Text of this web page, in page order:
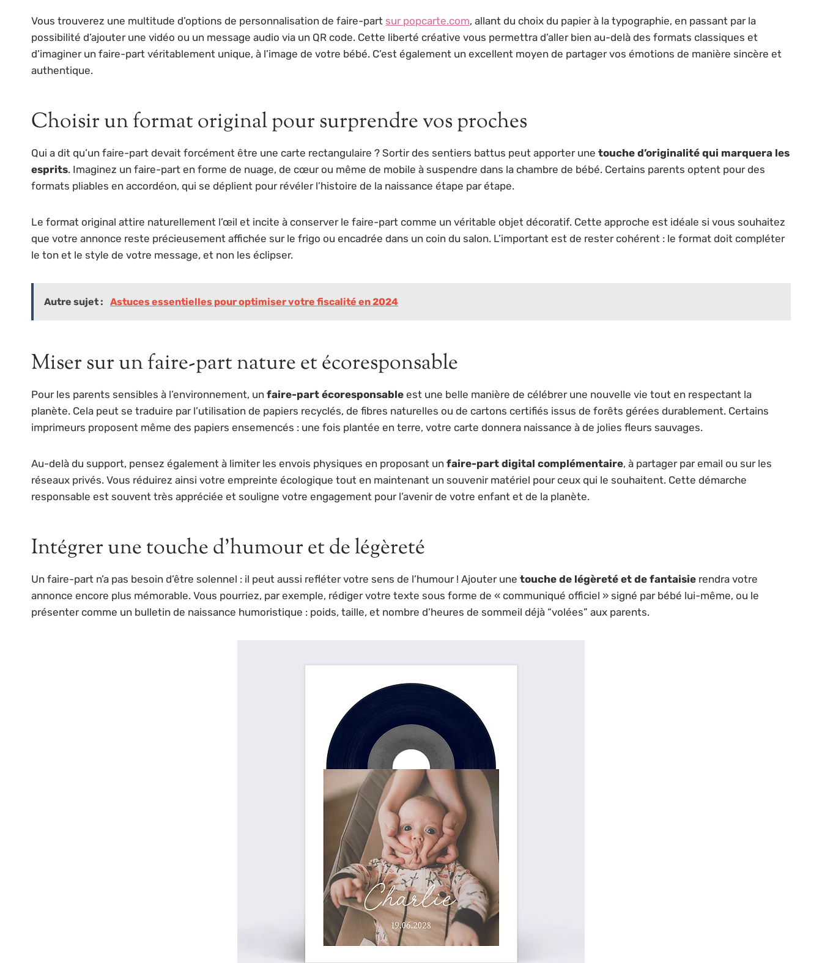
Vous trouverez une multitude d’options de personnalisation de faire-part sur popcarte.com, allant du choix du papier à la typographie, en passant par la
possibilité d’ajouter une vidéo ou un message audio via un QR code. Cette liberté créative vous permettra d’aller bien au-delà des formats classiques et
d’imaginer un faire-part véritablement unique, à l’image de votre bébé. C’est également un excellent moyen de partager vos émotions de manière sincère et
authentique.
Choisir un format original pour surprendre vos proches
Qui a dit qu’un faire-part devait forcément être une carte rectangulaire ? Sortir des sentiers battus peut apporter une touche d’originalité qui marquera les
esprits. Imaginez un faire-part en forme de nuage, de cœur ou même de mobile à suspendre dans la chambre de bébé. Certains parents optent pour des
formats pliables en accordéon, qui se déplient pour révéler l’histoire de la naissance étape par étape.
Le format original attire naturellement l’œil et incite à conserver le faire-part comme un véritable objet décoratif. Cette approche est idéale si vous souhaitez
que votre annonce reste précieusement affichée sur le frigo ou encadrée dans un coin du salon. L’important est de rester cohérent : le format doit compléter
le ton et le style de votre message, et non les éclipser.
Autre sujet : Astuces essentielles pour optimiser votre fiscalité en 2024
Miser sur un faire-part nature et écoresponsable
Pour les parents sensibles à l’environnement, un faire-part écoresponsable est une belle manière de célébrer une nouvelle vie tout en respectant la
planète. Cela peut se traduire par l’utilisation de papiers recyclés, de fibres naturelles ou de cartons certifiés issus de forêts gérées durablement. Certains
imprimeurs proposent même des papiers ensemencés : une fois plantée en terre, votre carte donnera naissance à de jolies fleurs sauvages.
Au-delà du support, pensez également à limiter les envois physiques en proposant un faire-part digital complémentaire, à partager par email ou sur les
réseaux privés. Vous réduirez ainsi votre empreinte écologique tout en maintenant un souvenir matériel pour ceux qui le souhaitent. Cette démarche
responsable est souvent très appréciée et souligne votre engagement pour l’avenir de votre enfant et de la planète.
Intégrer une touche d’humour et de légèreté
Un faire-part n’a pas besoin d’être solennel : il peut aussi refléter votre sens de l’humour ! Ajouter une touche de légèreté et de fantaisie rendra votre
annonce encore plus mémorable. Vous pourriez, par exemple, rédiger votre texte sous forme de « communiqué officiel » signé par bébé lui-même, ou le
présenter comme un bulletin de naissance humoristique : poids, taille, et nombre d’heures de sommeil déjà “volées” aux parents.